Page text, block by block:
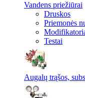
Vandens priežiūrai
Druskos
Priemonės
Testai
Augalų trąšos,